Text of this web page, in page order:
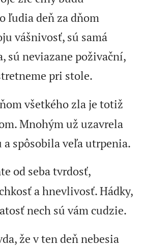
ľudia deň za dňom
vášnivosť, sú samá
sú neviazane poživační,
pri stole.
všetkého zla je totiž
Mnohým už uzavrela
spôsobila veľa utrpenia.
od seba tvrdosť,
a hnevlivosť. Hádky,
nech sú vám cudzie.
že v ten deň nebesia